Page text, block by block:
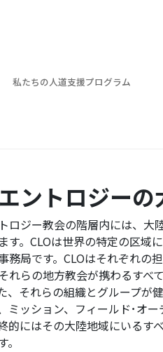
私たちの人道支援プログラム
ントロジー
ロジー教会の階層内には、
す。CLOは世界の特定の区域
務局です。CLOはそれぞれの
れらの地方教会が携わるすべ
、それらの組織とグループが
ミッション、フィールド･オ
的にはその大陸地域にいるす